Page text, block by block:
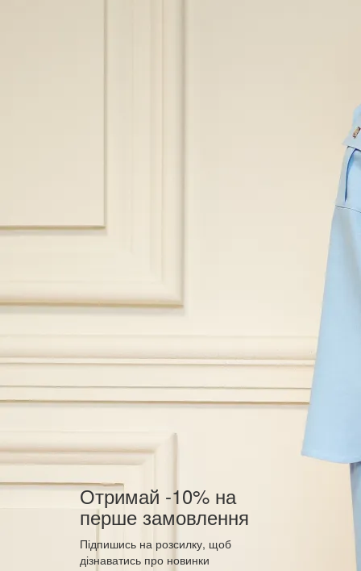
Отримай -10% на
перше замовлення
Підпишись на розсилку, щоб
дізнаватись про новинки